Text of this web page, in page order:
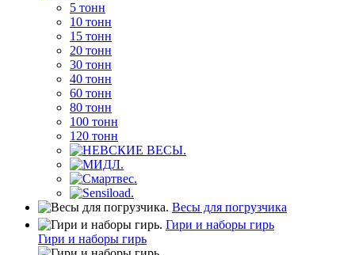
5 тонн
10 тонн
15 тонн
20 тонн
30 тонн
40 тонн
60 тонн
80 тонн
100 тонн
120 тонн
Весы для погрузчика
Гири и наборы гирь
Гири и наборы гирь